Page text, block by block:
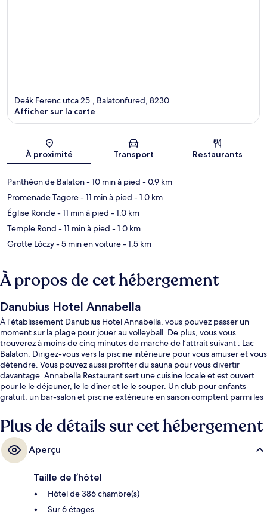
Carte
Deák Ferenc utca 25., Balatonfured, 8230
Afficher sur la carte
À proximité Transport Restaurants
Panthéon de Balaton- 10 min à pied - 0.9 km
Promenade Tagore- 11 min à pied - 1.0 km
Église Ronde- 11 min à pied - 1.0 km
Temple Rond - 11 min à pied - 1.0 km
Grotte Lóczy- 5 min en voiture- 1.5 km
À propos de cet hébergement
Danubius Hotel Annabella
À l’établissement Danubius Hotel Annabella, vous pouvez passer un
moment sur la plage pour jouer au volleyball. De plus, vous vous
trouverez à moins de cinq minutes de marche de l’attrait suivant : Lac
Balaton. Dirigez-vous vers la piscine intérieure pour vous amuser et vous
détendre. Vous pouvez aussi profiter du sauna pour vous divertir
davantage. Annabella Restaurant sert une cuisine locale et est ouvert
pour le le déjeuner, le le dîner et le le souper. Un club pour enfants
gratuit, un bar-salon et piscine extérieure en saison comptent parmi les
Plus de détails sur cet hébergement
Aperçu
Taille de l’hôtel
Hôtel de 386 chambre(s)
Sur 6 étages